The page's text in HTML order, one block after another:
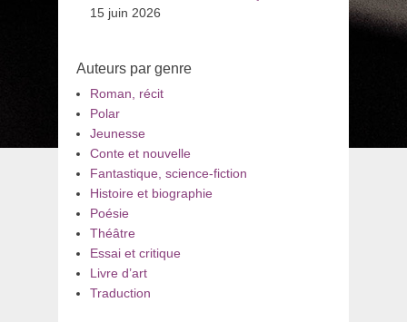
15 juin 2026
Auteurs par genre
Roman, récit
Polar
Jeunesse
Conte et nouvelle
Fantastique, science-fiction
Histoire et biographie
Poésie
Théâtre
Essai et critique
Livre d’art
Traduction